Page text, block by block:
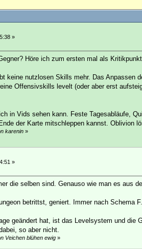
»
Höre ich zum ersten mal als Kritikpunkt.
keine nutzlosen Skills mehr. Das
Offensivskills levelt (oder aber erst
in Vids sehen kann. Feste Tagesabläufe,
der Karte mitschleppen kannst. Oblivion
karenin»
»
die selben sind. Genauso wie man es aus
betrittst, geniert. Immer nach Schema F.
geändert hat, ist das Levelsystem und
so aber nicht.
Veichen blühen ewig»